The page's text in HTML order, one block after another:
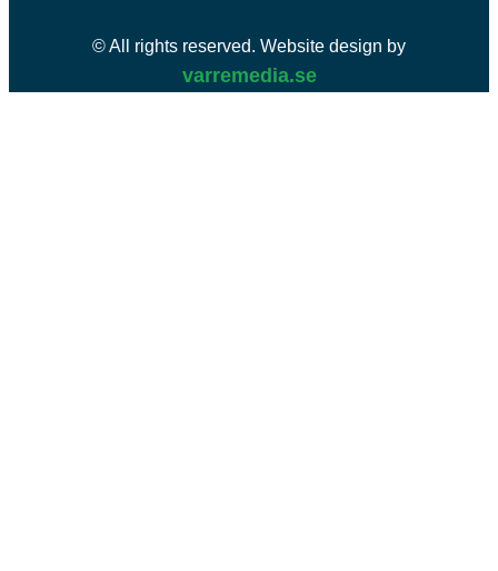
© All rights reserved. Website design by
varremedia.se